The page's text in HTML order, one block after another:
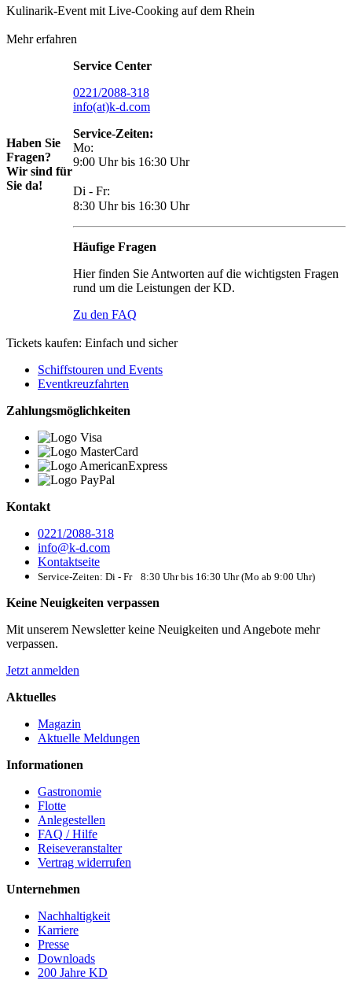
Kulinarik-Event mit Live-Cooking auf dem Rhein
Mehr erfahren
Haben Sie
Fragen?
Wir sind für
Sie da!
Service Center
0221/2088-318
info(at)k-d.com
Service-Zeiten:
Mo:
9:00 Uhr bis 16:30 Uhr
Di - Fr:
8:30 Uhr bis 16:30 Uhr
Häufige Fragen
Hier finden Sie Antworten auf die wichtigsten Fragen
rund um die Leistungen der KD.
Zu den FAQ
Tickets kaufen: Einfach und sicher
Schiffstouren und Events
Eventkreuzfahrten
Zahlungsmöglichkeiten
Kontakt
0221/2088-318
info@k-d.com
Kontaktseite
Service-Zeiten: Di - Fr 8:30 Uhr bis 16:30 Uhr (Mo ab 9:00 Uhr)
Keine Neuigkeiten verpassen
Mit unserem Newsletter keine Neuigkeiten und Angebote mehr
verpassen.
Jetzt anmelden
Aktuelles
Magazin
Aktuelle Meldungen
Informationen
Gastronomie
Flotte
Anlegestellen
FAQ / Hilfe
Reiseveranstalter
Vertrag widerrufen
Unternehmen
Nachhaltigkeit
Karriere
Presse
Downloads
200 Jahre KD